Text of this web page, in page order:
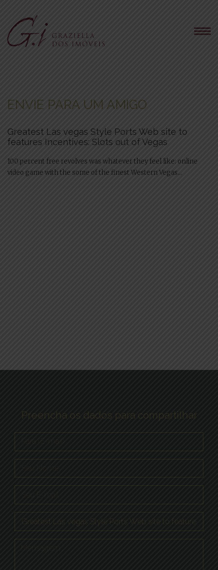
ENVIE PARA UM AMIGO
Greatest Las vegas Style Ports Web site to
features Incentives: Slots out of Vegas
100 percent free revolves was whatever they feel like: online
video game with the some of the finest Western Vegas...
Preencha os dados para compartilhar